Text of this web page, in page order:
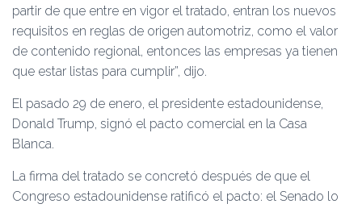
partir de que entre en vigor el tratado, entran los nuevos
requisitos en reglas de origen automotriz, como el valor
de contenido regional, entonces las empresas ya tienen
que estar listas para cumplir”, dijo.
El pasado 29 de enero, el presidente estadounidense,
Donald Trump, signó el pacto comercial en la Casa
Blanca.
La firma del tratado se concretó después de que el
Congreso estadounidense ratificó el pacto: el Senado lo